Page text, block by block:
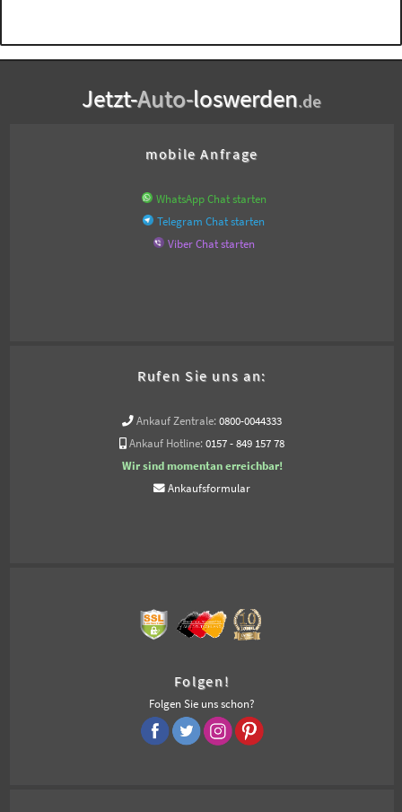
Jetzt-Auto-loswerden.de
mobile Anfrage
WhatsApp Chat starten
Telegram Chat starten
Viber Chat starten
Rufen Sie uns an:
Ankauf Zentrale: 0800-0044333
Ankauf Hotline: 0157 - 849 157 78
Wir sind momentan erreichbar!
Ankaufsformular
Folgen!
Folgen Sie uns schon?